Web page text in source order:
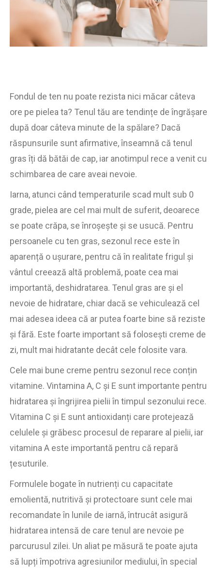
Fondul de ten nu poate rezista nici măcar câteva
ore pe pielea ta? Tenul tău are tendințe de îngrășare
după doar câteva minute de la spălare? Dacă
răspunsurile sunt afirmative, înseamnă că tenul
gras îți dă bătăi de cap, iar anotimpul rece a venit cu
schimbarea de care aveai nevoie.
Iarna, atunci când temperaturile scad mult sub 0
grade, pielea are cel mai mult de suferit, deoarece
se poate crăpa, se înroșește și se usucă. Pentru
persoanele cu ten gras, sezonul rece este în
aparență o ușurare, pentru că în realitate frigul și
vântul creează altă problemă, poate cea mai
importantă, deshidratarea. Tenul gras are și el
nevoie de hidratare, chiar dacă se vehiculează cel
mai adesea ideea că ar putea foarte bine să reziste
și fără. Este foarte important să folosești creme de
zi, mult mai hidratante decât cele folosite vara.
Cele mai bune creme pentru sezonul rece conțin
vitamine. Vintamina A, C și E sunt importante pentru
hidratarea și îngrijirea pielii în timpul sezonului rece.
Vitamina C și E sunt antioxidanți care protejează
celulele și grăbesc procesul de reparare al pielii, iar
vitamina A este importantă pentru că repară
țesuturile.
Formulele bogate în nutrienți cu capacitate
emolientă, nutritivă și protectoare sunt cele mai
recomandate în lunile de iarnă, întrucât asigură
hidratarea intensă de care tenul are nevoie pe
parcurusul zilei. Un aliat pe măsură te poate ajuta
să lupți împotriva agresiunilor mediului, în special